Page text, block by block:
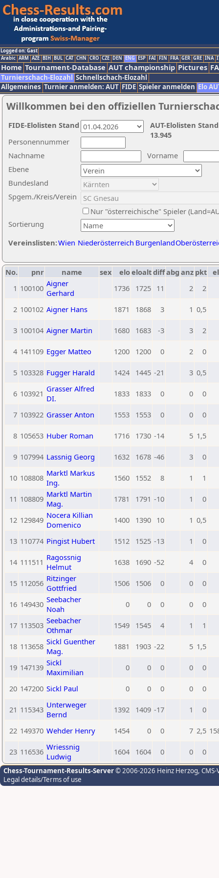
Logged on: Gast
Arabic ARM AZE BIH BUL CAT CHN CRO CZE DEN ENG ESP FAI FIN FRA GER GRE INA
Home Tournament-Database AUT championship Pictures
Turnierschach-Elozahl Schnellschach-Elozahl
Allgemeines Turnier anmelden: AUT FIDE Spieler anmelden Elo
Willkommen bei den offiziellen
Nachname
Vorname
Ebene
Sortierung
Personennummer
Bundesland
Spgem./Kreis/Verein
Nur "österreichische" Spieler
Vereinslisten:Wien Niederösterreich Burgenland
AUT-Elolisten
13.945
FIDE-Elolisten Stand
No. pnr name sex eloeloaltdiffabg anz pkt
1 100100 Aigner
Gerhard
1736 1725 11 2 2
2 100102 Aigner Hans 1871 1868 3 1 0,5
3 100104 Aigner Martin 1680 1683 -3 3 2
4 141109 Egger Matteo 1200 1200 0 2 0
5 103328 Fugger Harald 1424 1445 -21 3 0,5
6 103921 Grasser Alfred
DI.
1833 1833 0 0 0
7 103922 Grasser Anton 1553 1553 0 0 0
8 105653 Huber Roman 1716 1730 -14 5 1,5
9 107994 Lassnig Georg 1632 1678 -46 3 0
10 108808 Marktl Markus
Ing.
1560 1552 8 1 1
11 108809 Marktl Martin
Mag.
1781 1791 -10 1 0
12 129849 Nocera Killian
Domenico
1400 1390 10 1 0,5
13 110774 Pingist Hubert 1512 1525 -13 1 0
14 111511 Ragossnig
Helmut
1638 1690 -52 4 0
15 112056 Ritzinger
Gottfried
1506 1506 0 0 0
16 149430 Seebacher
Noah
0 0 0 0 0
17 113503 Seebacher
Othmar
1549 1545 4 1 1
18 113658 Sickl Guenther
Mag.
1881 1903 -22 5 1,5
19 147139 Sickl
Maximilian
0 0 0 0 0
20 147200 Sickl Paul 0 0 0 0 0
21 115343 Unterweger
Bernd
1392 1409 -17 1 0
22 149370 Wehder Henry 1454 0 0 7 2,5
23 116536 Wriessnig
Ludwig
1604 1604 0 0 0
Chess-Tournament-Results-Server© 2006-2026 Heinz Herzog,
Legal details/Terms of use